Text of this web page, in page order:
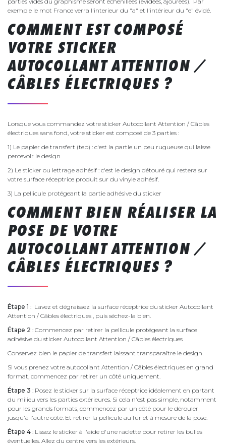
exemple le mot France verra l'interieur du "a" et l'intérieur du "e" évidé.
COMMENT EST COMPOSÉ
VOTRE STICKER
AUTOCOLLANT ATTENTION /
CÂBLES ÉLECTRIQUES ?
Lorsque vous commandez votre sticker Autocollant Attention / Câbles
électriques sans fond, votre sticker est composé de 3 parties :
1) Le papier de transfert (tep) : c'est la partie un peu rugueuse qui laisse
percevoir le design
2) Le sticker ou lettrage adhésif : c'est le design détouré qui restera sur
votre surface réceptrice produit sur du vinyle adhésif.
3) La pellicule protégeant la partie adhésive du sticker
COMMENT BIEN RÉALISER LA
POSE DE VOTRE
AUTOCOLLANT ATTENTION /
CÂBLES ÉLECTRIQUES ?
Étape 1 : Lavez et dégraissez la surface réceptrice du sticker Autocollant
Attention / Câbles électriques , puis séchez-la bien.
Étape 2 : Commencez par retirer la pellicule protégeant la surface
adhésive du sticker Autocollant Attention / Câbles électriques
Conservez bien le papier de transfert laissant transparaître le design.
Si vous prenez votre autocollant Attention / Câbles électriques en grand
format, commencez par retirer un côté uniquement.
Étape 3 : Posez le sticker sur la surface réceptrice idéalement en partant
du milieu vers les parties extérieures. Si cela n'est pas simple, notamment
pour les grands formats, commencez par un côté pour le dérouler
jusqu'à l'autre côté. Et retirer la pellicule au fur et à mesure de la pose.
Étape 4 : Lissez le sticker à l'aide d'une raclette pour retirer les bulles
éventuelles. Allez du centre vers les extérieurs.